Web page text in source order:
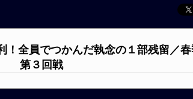
！全員でつかんだ執念の１部残留／春
第３回戦